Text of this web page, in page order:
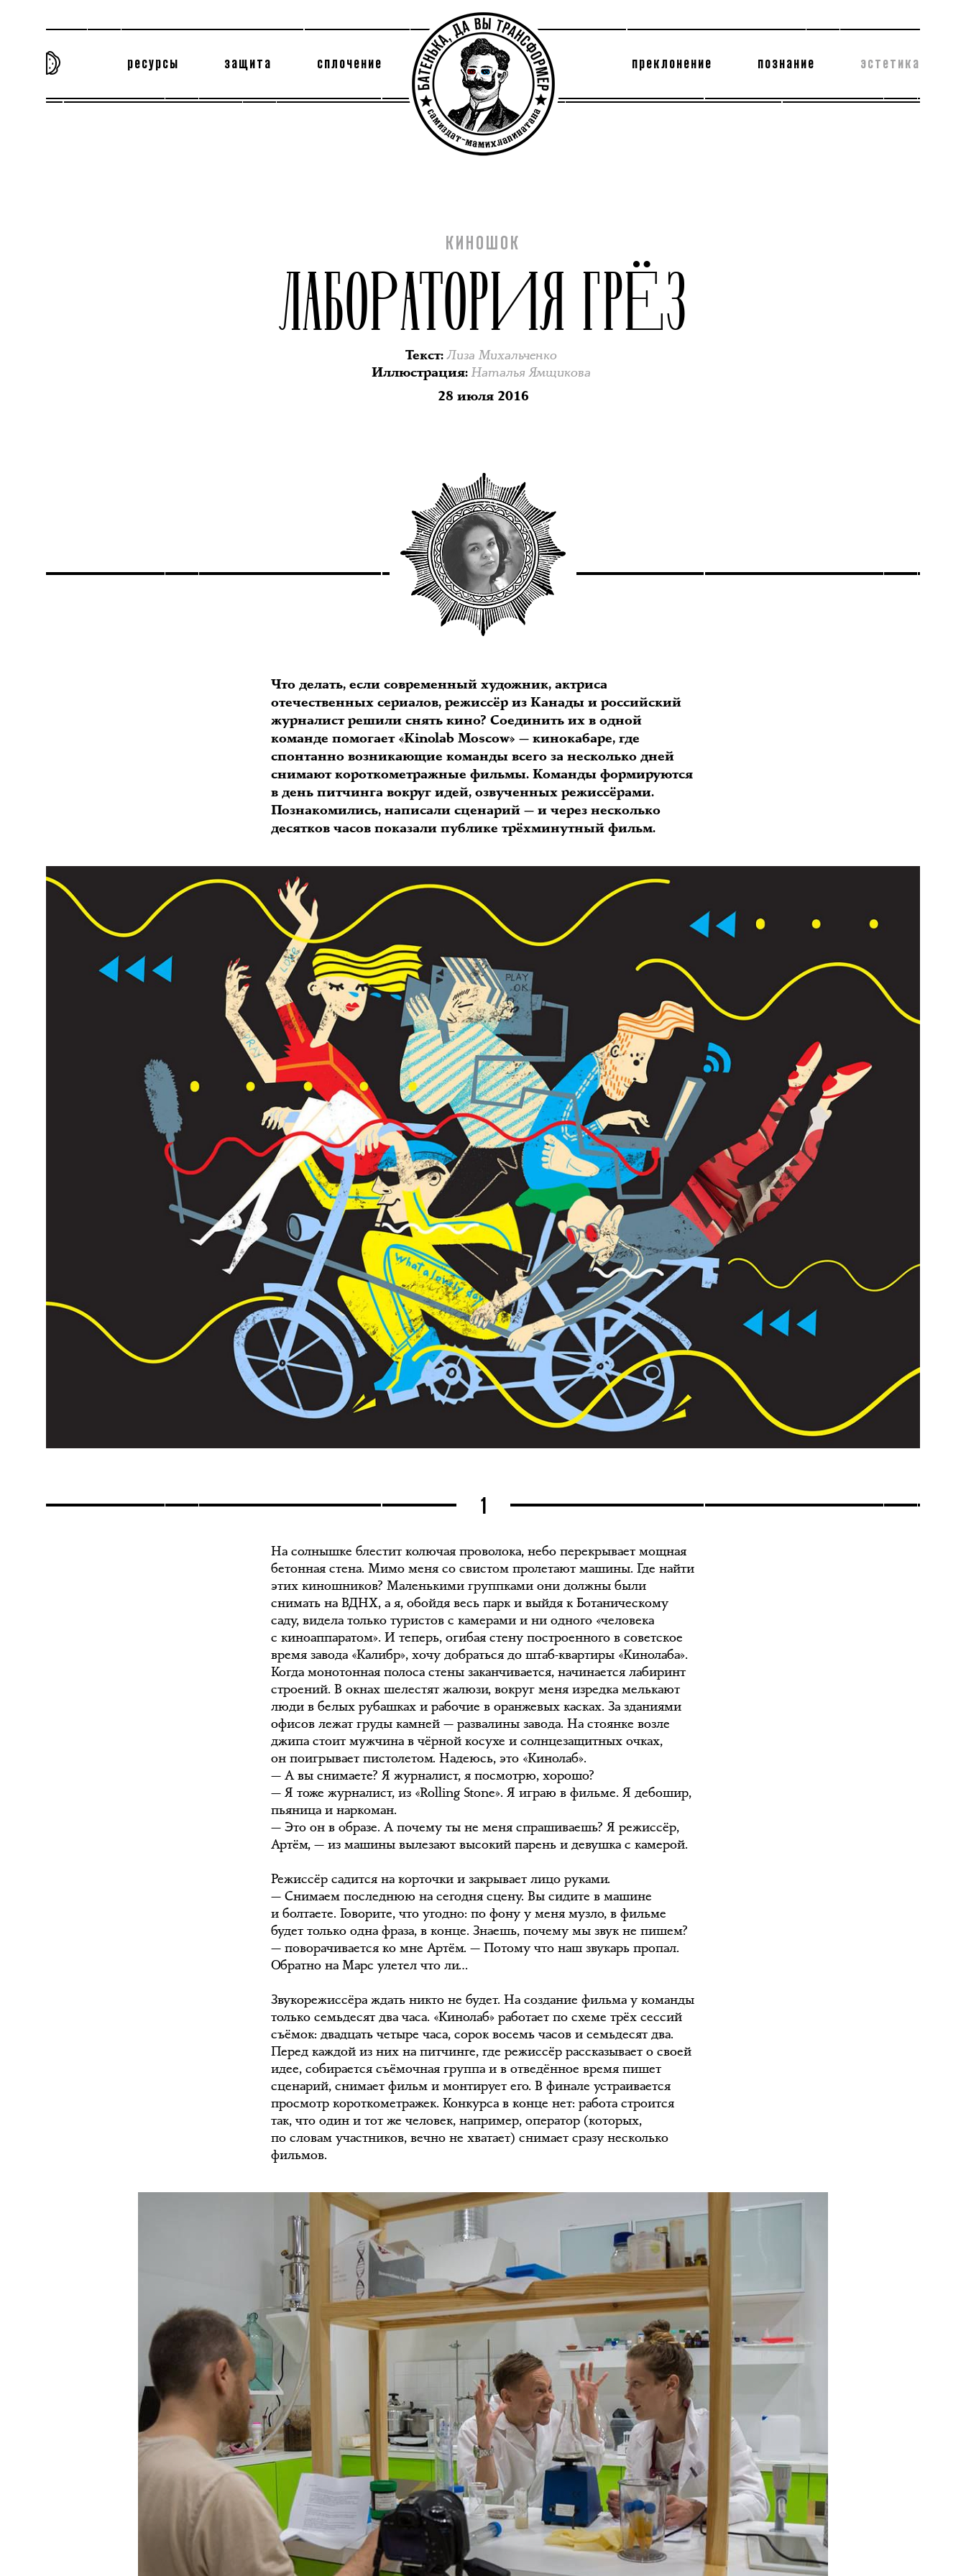
ресурсы защита сплочение преклонение познание эстетика
КИНОШОК
ЛАБОРАТОРИЯ ГРЁЗ
Текст:Лиза Михальченко
Иллюстрация: Наталья Ямщикова
28 июля 2016
Что делать, если современный художник, актриса
отечественных сериалов, режиссёр из Канады и российский
журналист решили снять кино? Соединить их в одной
команде помогает «Kinolab Moscow» — кинокабаре, где
спонтанно возникающие команды всего за несколько дней
снимают короткометражные фильмы. Команды формируются
в день питчинга вокруг идей, озвученных режиссёрами.
Познакомились, написали сценарий — и через несколько
десятков часов показали публике трёхминутный фильм.
1
На солнышке блестит колючая проволока, небо перекрывает мощная
бетонная стена. Мимо меня со свистом пролетают машины. Где найти
этих киношников? Маленькими группками они должны были
снимать на ВДНХ, а я, обойдя весь парк и выйдя к Ботаническому
саду, видела только туристов с камерами и ни одного «человека
с киноаппаратом». И теперь, огибая стену построенного в советское
время завода «Калибр», хочу добраться до штаб-квартиры «Кинолаба».
Когда монотонная полоса стены заканчивается, начинается лабиринт
строений. В окнах шелестят жалюзи, вокруг меня изредка мелькают
люди в белых рубашках и рабочие в оранжевых касках. За зданиями
офисов лежат груды камней — развалины завода. На стоянке возле
джипа стоит мужчина в чёрной косухе и солнцезащитных очках,
он поигрывает пистолетом. Надеюсь, это «Кинолаб».
— А вы снимаете? Я журналист, я посмотрю, хорошо?
— Я тоже журналист, из «Rolling Stone». Я играю в фильме. Я дебошир,
пьяница и наркоман.
— Это он в образе. А почему ты не меня спрашиваешь? Я режиссёр,
Артём, — из машины вылезают высокий парень и девушка с камерой.
Режиссёр садится на корточки и закрывает лицо руками.
— Снимаем последнюю на сегодня сцену. Вы сидите в машине
и болтаете. Говорите, что угодно: по фону у меня музло, в фильме
будет только одна фраза, в конце. Знаешь, почему мы звук не пишем?
— поворачивается ко мне Артём. — Потому что наш звукарь пропал.
Обратно на Марс улетел что ли…
Звукорежиссёра ждать никто не будет. На создание фильма у команды
только семьдесят два часа. «Кинолаб» работает по схеме трёх сессий
съёмок: двадцать четыре часа, сорок восемь часов и семьдесят два.
Перед каждой из них на питчинге, где режиссёр рассказывает о своей
идее, собирается съёмочная группа и в отведённое время пишет
сценарий, снимает фильм и монтирует его. В финале устраивается
просмотр короткометражек. Конкурса в конце нет: работа строится
так, что один и тот же человек, например, оператор (которых,
по словам участников, вечно не хватает) снимает сразу несколько
фильмов.